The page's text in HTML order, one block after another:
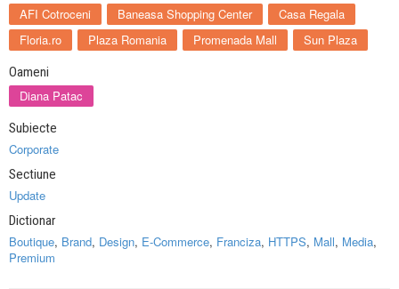
AFI Cotroceni Baneasa Shopping Center
Casa Regala
Floria.ro
Plaza Romania Promenada Mall Sun Plaza
Oameni
Diana Patac
Subiecte
Corporate
Sectiune
Update
Dictionar
Boutique, Brand, Design, E-Commerce, Franciza, HTTPS, Mall, Media,
Premium